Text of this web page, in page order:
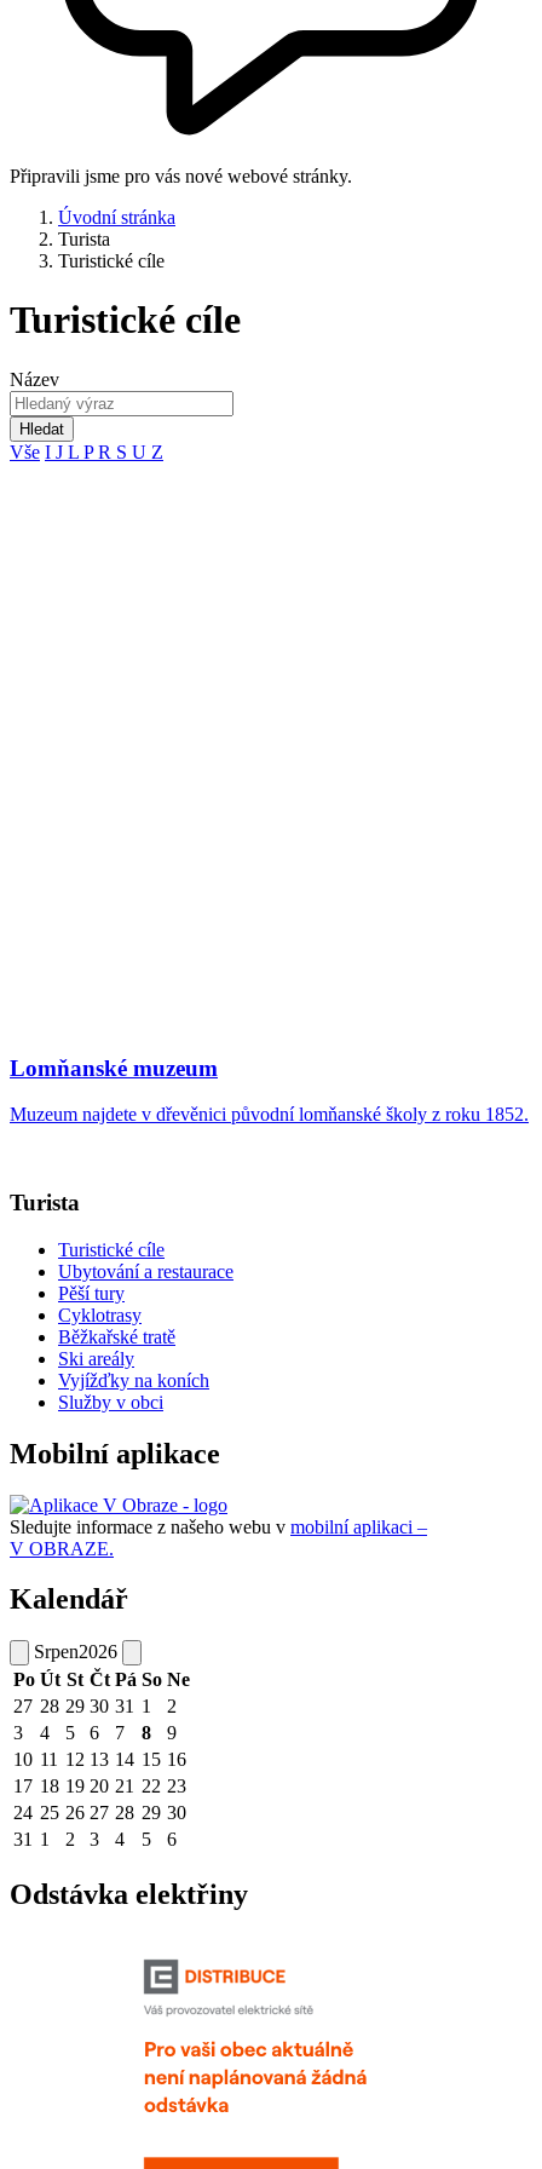
Připravili jsme pro vás nové webové stránky.
Úvodní stránka
Turista
Turistické cíle
Turistické cíle
Název
Hledat
Vše I J L PR S U Z
Lomňanské muzeum
Muzeum najdete v dřevěnici původní lomňanské školy z roku 1852.
Turista
Turistické cíle
Ubytování a restaurace
Pěší tury
Cyklotrasy
Běžkařské tratě
Ski areály
Vyjížďky na koních
Služby v obci
Mobilní aplikace
Sledujte informace z našeho webu v mobilní aplikaci –
V OBRAZE.
Kalendář
Srpen2026
Po Út St Čt Pá So Ne
27 28 29 30 31 1
2
3
4 5 6 7 8
9
10 11 12 13 14 15 16
17 18 19 20 21 22 23
24 25 26 27 28 29 30
31 1 2 3 4 5 6
Odstávka elektřiny